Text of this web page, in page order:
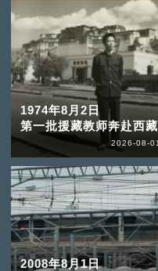
1974年8月2日
第一批援藏教师奔赴西藏
2026-08-01
2008年8月1日